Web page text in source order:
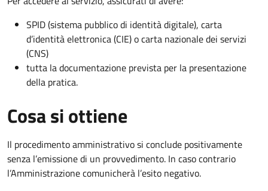
SPID (sistema pubblico di identità digitale), carta
d’identità elettronica (CIE) o carta nazionale dei servizi
(CNS)
tutta la documentazione prevista per la presentazione
della pratica.
Cosa si ottiene
Il procedimento amministrativo si conclude positivamente
senza l’emissione di un provvedimento. In caso contrario
l’Amministrazione comunicherà l’esito negativo.